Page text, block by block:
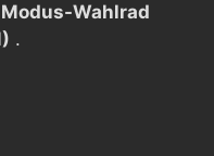
Modus-Wahlrad
.